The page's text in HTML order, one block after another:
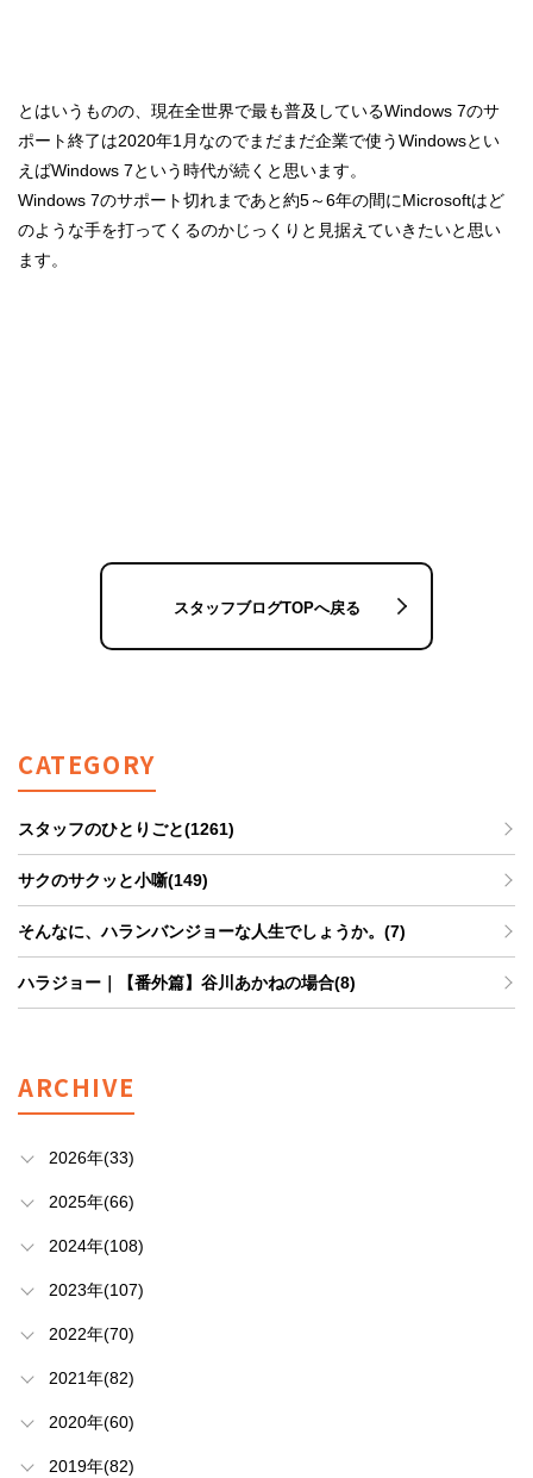
とはいうものの、現在全世界で最も普及しているWindows 7のサ
ポート終了は2020年1月なのでまだまだ企業で使うWindowsとい
えばWindows 7という時代が続くと思います。
Windows 7のサポート切れまであと約5～6年の間にMicrosoftはど
のような手を打ってくるのかじっくりと見据えていきたいと思い
ます。
スタッフブログTOPへ戻る
CATEGORY
スタッフのひとりごと(1261)
サクのサクッと小噺(149)
そんなに、ハランバンジョーな人生でしょうか。(7)
ハラジョー｜【番外篇】谷川あかねの場合(8)
ARCHIVE
2026年(33)
2025年(66)
2024年(108)
2023年(107)
2022年(70)
2021年(82)
2020年(60)
2019年(82)